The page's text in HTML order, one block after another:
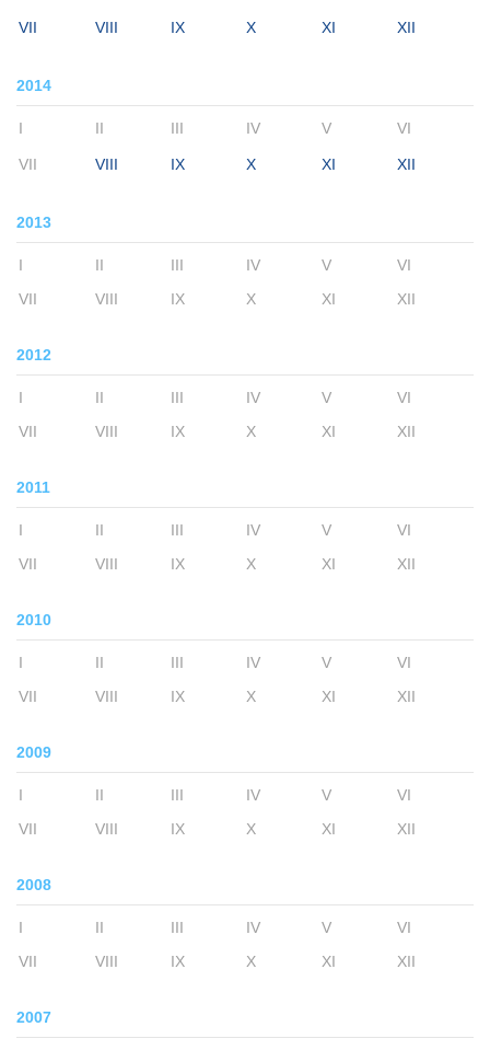
VII VIII IX X XI XII
2014
I II III IV V VI
VII VIII IX X XI XII
2013
I II III IV V
VI
VII
VIII IX X XI XII
2012
I II III IV V
VI
VII
VIII IX X XI XII
2011
I II III IV V
VI
VII
VIII IX X XI XII
2010
I II III IV V
VI
VII
VIII IX X XI XII
2009
I II III IV V
VI
VII
VIII IX X XI XII
2008
I II III IV V
VI
VII
VIII IX X XI XII
2007